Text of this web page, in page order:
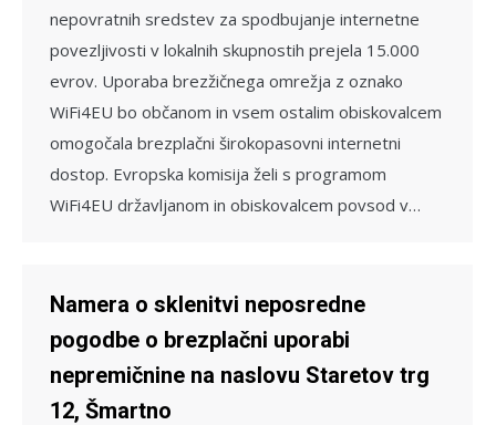
nepovratnih sredstev za spodbujanje internetne
povezljivosti v lokalnih skupnostih prejela 15.000
evrov. Uporaba brezžičnega omrežja z oznako
WiFi4EU bo občanom in vsem ostalim obiskovalcem
omogočala brezplačni širokopasovni internetni
dostop. Evropska komisija želi s programom
WiFi4EU državljanom in obiskovalcem povsod v…
Namera o sklenitvi neposredne
pogodbe o brezplačni uporabi
nepremičnine na naslovu Staretov trg
12, Šmartno